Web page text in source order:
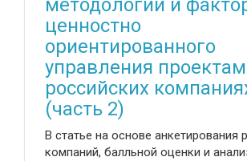
методологии и
ценностно
ориентированного
управления
российских
(часть 2)
В статье на основе анкетирования
компаний, балльной оценки и